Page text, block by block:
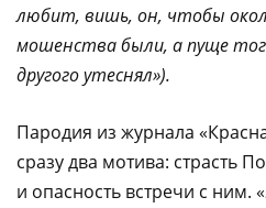
любит, вишь, он, чтобы
мошенства были, а пуще
другого утеснял»).
Пародия из журнала
сразу два мотива: страсть
и опасность встречи с ним. «